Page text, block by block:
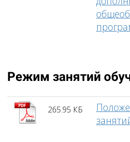
Режим занятий
265.95 КБ